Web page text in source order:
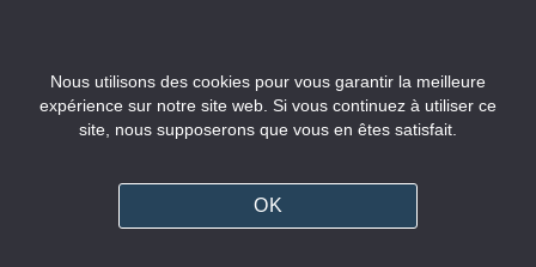
Auteurs
Mentions légales
Nous utilisons des cookies pour vous garantir la meilleure
expérience sur notre site web. Si vous continuez à utiliser ce
site, nous supposerons que vous en êtes satisfait.
OK